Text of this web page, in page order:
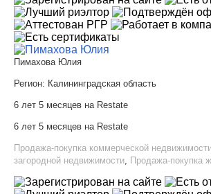
Пимахова Юлия
Регион: Калининградская область
6 лет 5 месяцев на Restate
6 лет 5 месяцев на Restate
Продажа-покупка коммерческой
загородной недвижимости, Продажа-покупка